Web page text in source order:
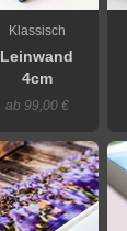
Klassisch
Leinwand
4cm
ab 99,00 €